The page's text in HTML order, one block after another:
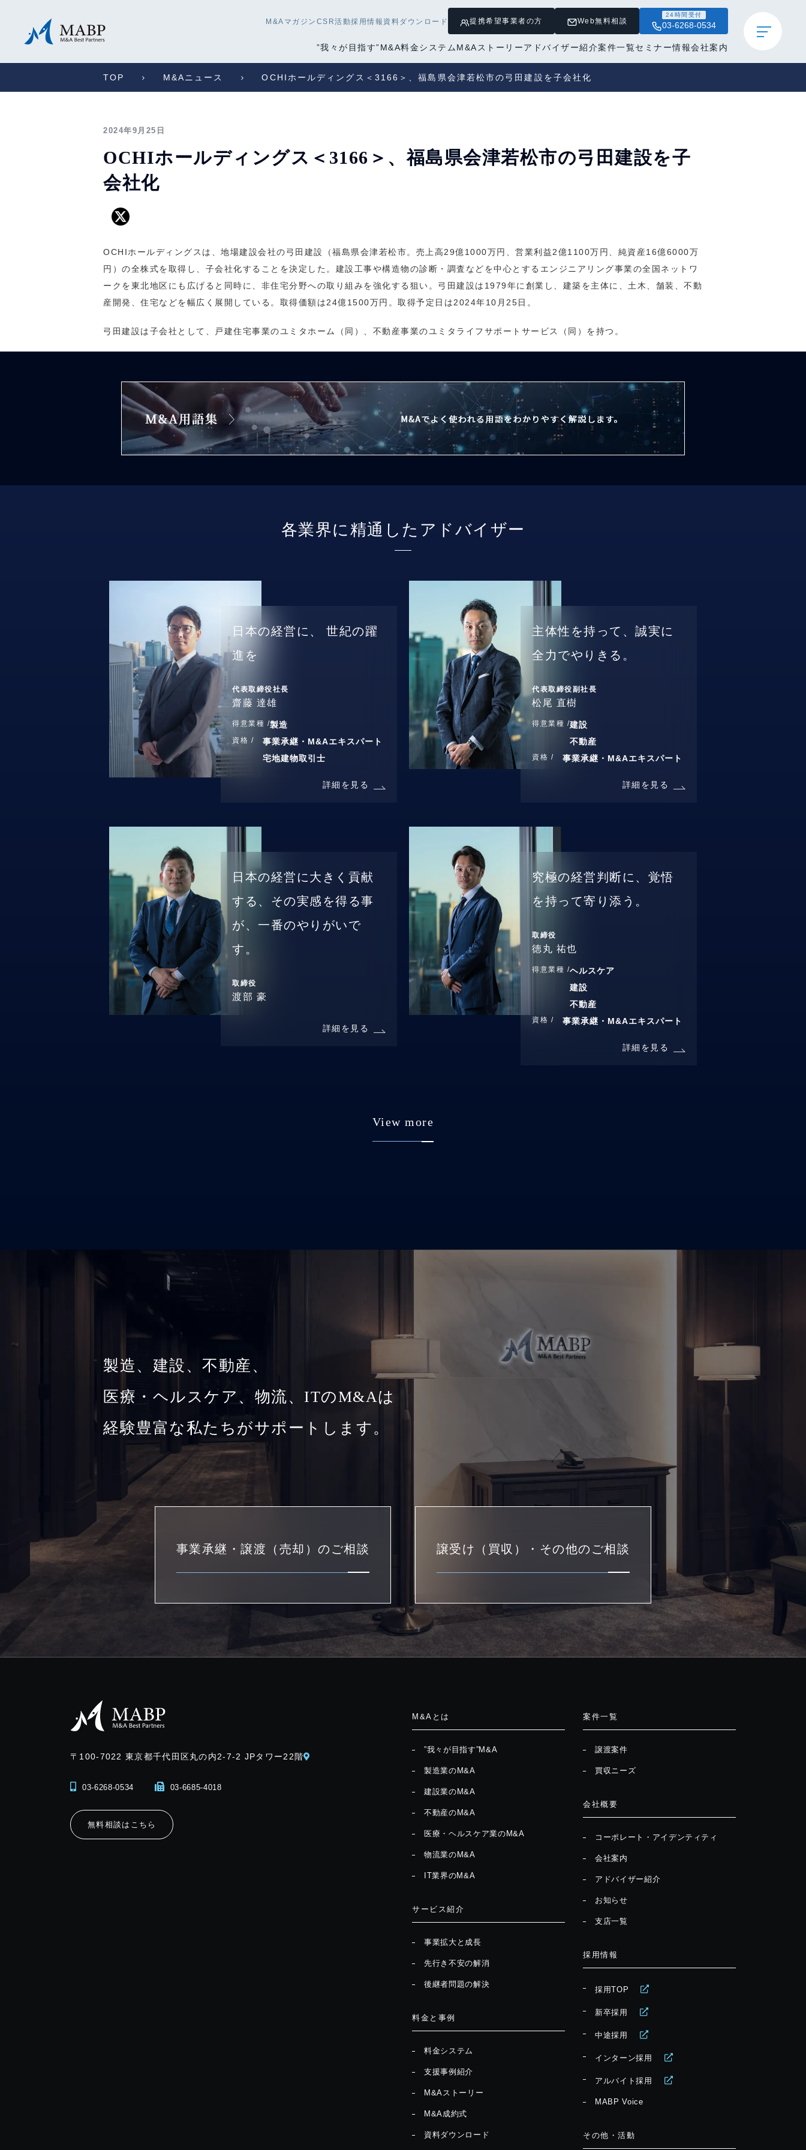
M&Aマガジン CSR活動採用情報 資料ダウンロード 提携希望事業者の方 Web無料相談
24時間受付
03-6268-0534
”我々が目指す”M&A料金システム M&Aストーリーアドバイザー紹介案件一覧セミナー情報会社案内
TOP M&Aニュース OCHIホールディングス＜3166＞、福島県会津若松市の弓田建設を子会社化
2024年9月25日
OCHIホールディングス＜3166＞、福島県会津若松市の弓田建設を子
会社化
OCHIホールディングスは、地場建設会社の弓田建設（福島県会津若松市。売上高29億1000万円、営業利益2億1100万円、純資産16億6000万
円）の全株式を取得し、子会社化することを決定した。建設工事や構造物の診断・調査などを中心とするエンジニアリング事業の全国ネットワ
ークを東北地区にも広げると同時に、非住宅分野への取り組みを強化する狙い。弓田建設は1979年に創業し、建築を主体に、土木、舗装、不動
産開発、住宅などを幅広く展開している。取得価額は24億1500万円。取得予定日は2024年10月25日。
弓田建設は子会社として、戸建住宅事業のユミタホーム（同）、不動産事業のユミタライフサポートサービス（同）を持つ。
各業界に精通したアドバイザー
日本の経営に、
世紀の躍
進を
代表取締役社長
齋藤 達雄
得意業種 /製造
資格 /
事業承継・M&Aエキスパート
宅地建物取引士
詳細を見る
主体性を持って、誠実に
全力でやりきる。
代表取締役副社長
松尾 直樹
得意業種 /建設
不動産
資格 / 事業承継・M&Aエキスパート
詳細を見る
日本の経営に大きく貢献
する、その実感を得る事
が、一番のやりがいで
す。
取締役
渡部 豪
詳細を見る
究極の経営判断に、覚悟
を持って寄り添う。
取締役
徳丸 祐也
得意業種 /ヘルスケア
建設
不動産
資格 / 事業承継・M&Aエキスパート
詳細を見る
View more
製造、建設、不動産、
医療・ヘルスケア、物流、ITのM&Aは
経験豊富な私たちがサポートします。
事業承継・譲渡（売却）のご相談 譲受け（買収）・その他のご相談
〒100-7022東京都千代田区丸の内2-7-2 JPタワー22階
03-6268-0534 03-6685-4018
無料相談はこちら
M&Aとは
”我々が目指す”M&A
製造業のM&A
建設業のM&A
不動産のM&A
医療・ヘルスケア業のM&A
物流業のM&A
IT業界のM&A
サービス紹介
事業拡大と成長
先行き不安の解消
後継者問題の解決
料金と事例
料金システム
支援事例紹介
M&Aストーリー
M&A成約式
資料ダウンロード
案件一覧
譲渡案件
買収ニーズ
会社概要
コーポレート・アイデンティティ
会社案内
アドバイザー紹介
お知らせ
支店一覧
採用情報
採用TOP
新卒採用
中途採用
インターン採用
アルバイト採用
MABP Voice
その他・活動